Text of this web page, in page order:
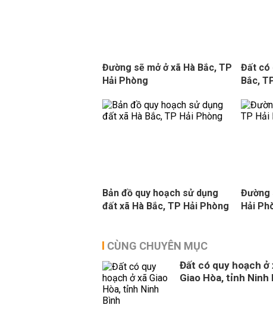
Đường sẽ mở ở xã Hà Bắc, TP
Hải Phòng
Đất có
Bắc,
Bản đồ quy hoạch sử dụng
đất xã Hà Bắc, TP Hải Phòng
Đường
Hải
CÙNG CHUYÊN MỤC
Đất có quy hoạch ở
Giao Hòa, tỉnh Ninh